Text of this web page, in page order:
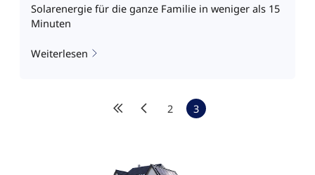
Solarenergie für die ganze Familie in weniger als 15
Minuten
Weiterlesen
2 3